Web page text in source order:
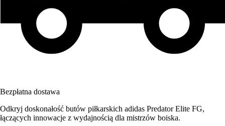
Bezpłatna dostawa
Odkryj doskonałość butów piłkarskich adidas Predator Elite FG,
łączących innowacje z wydajnością dla mistrzów boiska.